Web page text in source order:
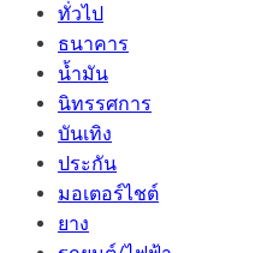
ทั่วไป
ธนาคาร
น้ำมัน
นิทรรศการ
บันเทิง
ประกัน
มอเตอร์ไชต์
ยาง